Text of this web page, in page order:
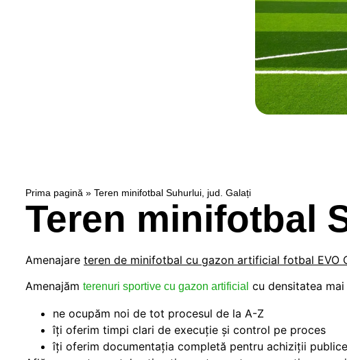
Prima pagină » Teren minifotbal Suhurlui, jud. Galați
Teren minifotbal
Amenajare teren de minifotbal cu gazon artificial fotbal EVO
Amenajăm terenuri sportive cu gazon artificial cu densitatea
ne ocupăm noi de tot procesul de la A-Z
îți oferim timpi clari de execuție și control pe proces
îți oferim documentația completă pentru achiziții publice